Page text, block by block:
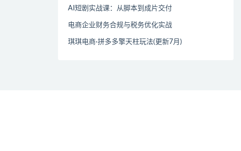
AI短剧实战课：从脚本到成片交付
电商企业财务合规与税务优化实战
琪琪电商·拼多多擎天柱玩法(更新7月)